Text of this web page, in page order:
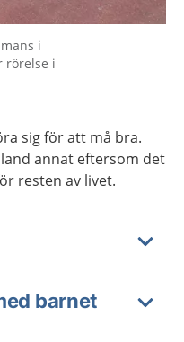
i
rörelse i
sig för att må bra.
annat eftersom det
resten av livet.
barnet